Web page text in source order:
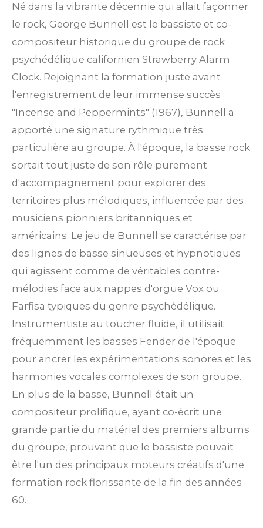
Né dans la vibrante décennie qui allait façonner
le rock, George Bunnell est le bassiste et co-
compositeur historique du groupe de rock
psychédélique californien Strawberry Alarm
Clock. Rejoignant la formation juste avant
l'enregistrement de leur immense succès
"Incense and Peppermints" (1967), Bunnell a
apporté une signature rythmique très
particulière au groupe. À l'époque, la basse rock
sortait tout juste de son rôle purement
d'accompagnement pour explorer des
territoires plus mélodiques, influencée par des
musiciens pionniers britanniques et
américains. Le jeu de Bunnell se caractérise par
des lignes de basse sinueuses et hypnotiques
qui agissent comme de véritables contre-
mélodies face aux nappes d'orgue Vox ou
Farfisa typiques du genre psychédélique.
Instrumentiste au toucher fluide, il utilisait
fréquemment les basses Fender de l'époque
pour ancrer les expérimentations sonores et les
harmonies vocales complexes de son groupe.
En plus de la basse, Bunnell était un
compositeur prolifique, ayant co-écrit une
grande partie du matériel des premiers albums
du groupe, prouvant que le bassiste pouvait
être l'un des principaux moteurs créatifs d'une
formation rock florissante de la fin des années
60.